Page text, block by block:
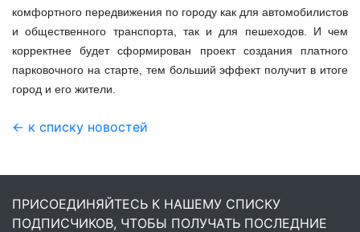
комфортного передвижения по городу как для автомобилистов
и общественного транспорта, так и для пешеходов. И чем
корректнее будет сформирован проект создания платного
парковочного на старте, тем больший эффект получит в итоге
город и его жители.
← к списку новостей
ПРИСОЕДИНЯЙТЕСЬ К НАШЕМУ СПИСКУ
ПОДПИСЧИКОВ, ЧТОБЫ ПОЛУЧАТЬ ПОСЛЕДНИЕ